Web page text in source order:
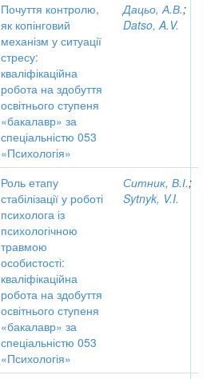
Почуття контролю,
як копінговий
механізм у ситуації
стресу:
кваліфікаційна
робота на здобуття
освітнього ступеня
«бакалавр» за
спеціальністю 053
«Психологія»
Дацьо, А.В.;
Datso, A.V.
Роль етапу
стабілізації у роботі
психолога із
психологічною
травмою
особистості:
кваліфікаційна
робота на здобуття
освітнього ступеня
«бакалавр» за
спеціальністю 053
«Психологія»
Ситник, В.І.;
Sytnyk, V.I.